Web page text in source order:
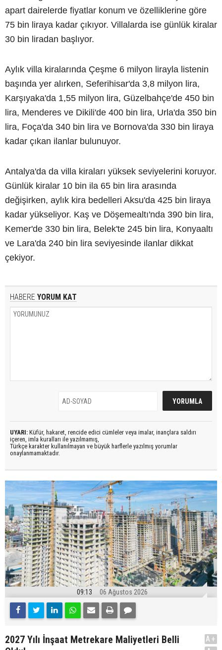
apart dairelerde fiyatlar konum ve özelliklerine göre
75 bin liraya kadar çıkıyor. Villalarda ise günlük kiralar
30 bin liradan başlıyor.
Aylık villa kiralarında Çeşme 6 milyon lirayla listenin
başında yer alırken, Seferihisar'da 3,8 milyon lira,
Karşıyaka'da 1,55 milyon lira, Güzelbahçe'de 450 bin
lira, Menderes ve Dikili'de 400 bin lira, Urla'da 350 bin
lira, Foça'da 340 bin lira ve Bornova'da 330 bin liraya
kadar çıkan ilanlar bulunuyor.
Antalya'da da villa kiraları yüksek seviyelerini koruyor.
Günlük kiralar 10 bin ila 65 bin lira arasında
değişirken, aylık kira bedelleri Aksu'da 425 bin liraya
kadar yükseliyor. Kaş ve Döşemealtı'nda 390 bin lira,
Kemer'de 330 bin lira, Belek'te 245 bin lira, Konyaaltı
ve Lara'da 240 bin lira seviyesinde ilanlar dikkat
çekiyor.
HABERE YORUM KAT
UYARI: Küfür, hakaret, rencide edici cümleler veya imalar, inançlara saldırı
içeren, imla kuralları ile yazılmamış,
Türkçe karakter kullanılmayan ve büyük harflerle yazılmış yorumlar
onaylanmamaktadır.
09:13 06 Ağustos 2026
2027 Yılı İnşaat Metrekare Maliyetleri Belli
A+